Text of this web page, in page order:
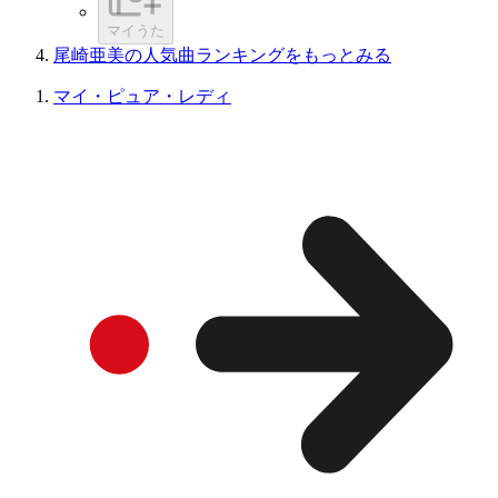
マイうた
尾崎亜美の人気曲ランキングをもっとみる
マイ・ピュア・レディ